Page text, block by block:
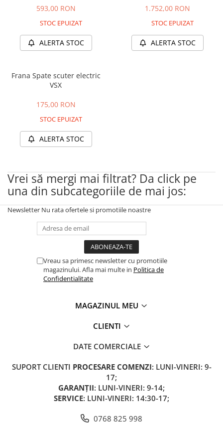
Toate accesoriile la Triciclete
Essential, M365, 1S
PRO / PRO2
Scooter 4 Ultra
Piese Xiaomi Scooter 5
Piese Xiaomi Scooter 5 PLUS
Piese Xiaomi Scooter 5 PRO
Piese Xiaomi Scooter 6 MAX
Piese Xiaomi Scooter 6
Piese Segway/Ninebot
ES1, ES2, ES3
Ninebot Segway ZT3 PRO
593,00 RON
STOC EPUIZAT
ALERTA STOC
1.752,00 RON
STOC EPUIZAT
ALERTA STOC
Frana Spate scuter electric
VSX
175,00 RON
STOC EPUIZAT
ALERTA STOC
Vrei să mergi mai filtrat? Da click pe
una din subcategoriile de mai jos:
Newsletter Nu rata ofertele si promotiile noastre
Vreau sa primesc newsletter cu promotiile
magazinului. Afla mai multe in Politica de
Confidentialitate
MAGAZINUL MEU
CLIENTI
DATE COMERCIALE
SUPORT CLIENTI PROCESARE COMENZI: LUNI-VINERI: 9-
17;
GARANȚII: LUNI-VINERI: 9-14;
SERVICE: LUNI-VINERI: 14:30-17;
0768 825 998